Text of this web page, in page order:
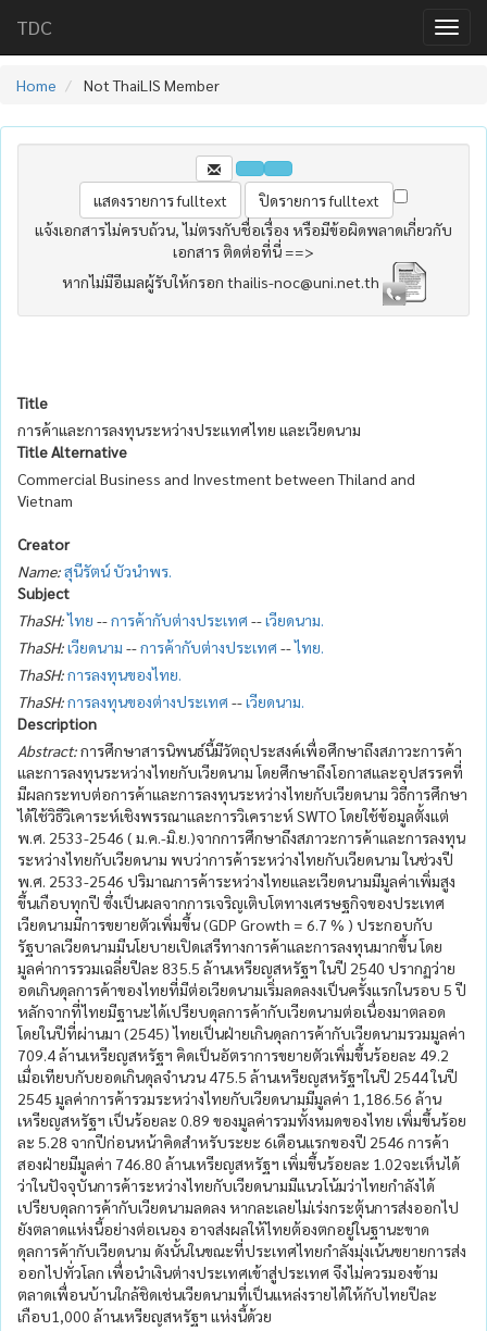
TDC
Home Not ThaiLIS Member
แจ้งเอกสารไม่ครบถ้วน, ไม่ตรงกับชื่อเรื่อง หรือมีข้อผิดพลาดเกี่ยวกับ
เอกสาร ติดต่อที่นี่ ==>
หากไม่มีอีเมลผู้รับให้กรอก thailis-noc@uni.net.th
Title
การค้าและการลงทุนระหว่างประเเทศไทย และเวียดนาม
Title Alternative
Commercial Business and Investment between Thiland and
Vietnam
Creator
Name:สุนีรัตน์ บัวนำพร.
Subject
ThaSH:ไทย --การค้ากับต่างประเทศ --เวียดนาม.
ThaSH:เวียดนาม --การค้ากับต่างประเทศ --ไทย.
ThaSH:การลงทุนของไทย.
ThaSH:การลงทุนของต่างประเทศ --เวียดนาม.
Description
Abstract:การศึกษาสารนิพนธ์นี้มีวัตถุประสงค์เพื่อศึกษาถึงสภาวะการค้า
และการลงทุนระหว่างไทยกับเวียดนาม โดยศึกษาถึงโอกาสและอุปสรรคที่
มีผลกระทบต่อการค้าและการลงทุนระหว่างไทยกับเวียดนาม วิธีการศึกษา
ได้ใช้วิธีวิเคาระห์เชิงพรรณาและการวิเคราะห์ SWTO โดยใช้ข้อมูลตั้งแต่
พ.ศ. 2533-2546 ( ม.ค.-มิ.ย.)จากการศึกษาถึงสภาวะการค้าและการลงทุน
ระหว่างไทยกับเวียดนาม พบว่าการค้าระหว่างไทยกับเวียดนาม ในช่วงปี
พ.ศ. 2533-2546 ปริมาณการค้าระหว่างไทยและเวียดนามมีมูลค่าเพิ่มสูง
ขึ้นเกือบทุกปี ซึ่งเป็นผลจากการเจริญเติบโตทางเศรษฐกิจของประเทศ
เวียดนามมีการขยายตัวเพิ่มขึ้น (GDP Growth = 6.7 % ) ประกอบกับ
รัฐบาลเวียดนามมีนโยบายเปิดเสรีทางการค้าและการลงทุนมากขึ้น โดย
มูลค่าการรวมเฉลี่ยปีละ 835.5 ล้านเหรียญสหรัฐฯ ในปี 2540 ปรากฏว่าย
อดเกินดุลการค้าของไทยที่มีต่อเวียดนามเริ่มลดลงงเป็นครั้งแรกในรอบ 5 ปี
หลักจากที่ไทยมีฐานะได้เปรียบดุลการค้ากับเวียดนามต่อเนื่องมาตลอด
โดยในปีที่ผ่านมา (2545) ไทยเป็นฝ่ายเกินดุลการค้ากับเวียดนามรวมมูลค่า
709.4 ล้านเหรียญสหรัฐฯ คิดเป็นอัตราการขยายตัวเพิ่มขึ้นร้อยละ 49.2
เมื่อเทียบกับยอดเกินดุลจำนวน 475.5 ล้านเหรียญสหรัฐฯในปี 2544 ในปี
2545 มูลค่าการค้ารวมระหว่างไทยกับเวียดนามมีมูลค่า 1,186.56 ล้าน
เหรียญสหรัฐฯ เป็นร้อยละ 0.89 ของมูลค่ารวมทั้งหมดของไทย เพิ่มขึ้นร้อย
ละ 5.28 จากปีก่อนหน้าคิดสำหรับระยะ 6เดือนแรกของปี 2546 การค้า
สองฝ่ายมีมูลค่า 746.80 ล้านเหรียญสหรัฐฯ เพิ่มขึ้นร้อยละ 1.02จะเห็นได้
ว่าในปัจจุบันการค้าระหว่างไทยกับเวียดนามมีแนวโน้มว่าไทยกำลังได้
เปรียบดุลการค้ากับเวียดนามลดลง หากละเลยไม่เร่งกระตุ้นการส่งออกไป
ยังตลาดแห่งนี้อย่างต่อเนอง อาจส่งผลให้ไทยต้องตกอยู่ในฐานะขาด
ดุลการค้ากับเวียดนาม ดังนั้นในขณะที่ประเทศไทยกำลังมุ่งเน้นขยายการส่ง
ออกไปทั่วโลก เพื่อนำเงินต่างประเทศเข้าสู่ประเทศ จึงไม่ควรมองข้าม
ตลาดเพื่อนบ้านใกล้ชิดเช่นเวียดนามที่เป็นแหล่งรายได้ให้กับไทยปีละ
เกือบ1,000 ล้านเหรียญสหรัฐฯ แห่งนี้ด้วย